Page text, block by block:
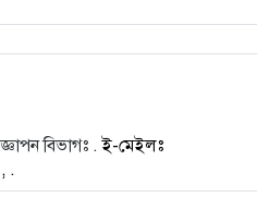
২৪ বছর পর মিলল স্বামীর অক্ষত
হিফজুল কোরআন
বিভাগঃ .ই-মেইলঃ
.